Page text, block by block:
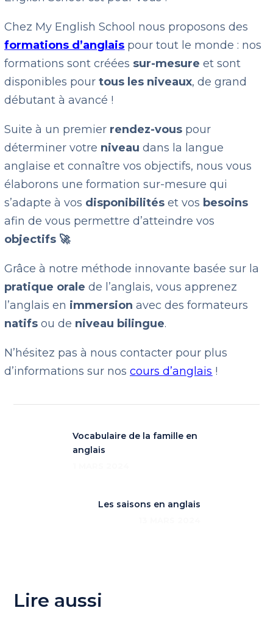
Chez My English School nous proposons des
formations d’anglais pour tout le monde : nos
formations sont créées sur-mesure et sont
disponibles pourtous les niveaux, de grand
débutant à avancé !
Suite à un premier rendez-vous pour
déterminer votre niveau dans la langue
anglaise et connaître vos objectifs, nous vous
élaborons une formation sur-mesure qui
s’adapte à vos disponibilitéset vos besoins
afin de vous permettre d’atteindre vos
objectifs 🚀
Grâce à notre méthode innovante basée sur la
pratique oralede l’anglais, vous apprenez
l’anglais en immersionavec des formateurs
natifsou de niveau bilingue.
N’hésitez pas à nous contacter pour plus
d’informations sur noscours d’anglais !
Vocabulaire de la famille en
anglais
Les saisons en anglais
Lire aussi